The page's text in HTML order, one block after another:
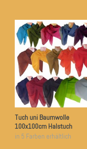
Tuch uni Baumwolle
100x100cm Halstuch
in 5 Farben erhältlich